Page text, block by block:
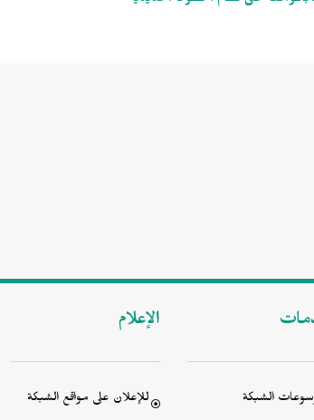
الشبكة
الإعلام
للإعلان على مواقع الشبكة